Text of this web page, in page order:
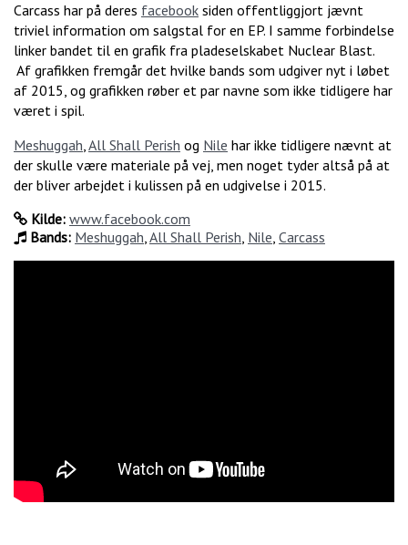
Carcass har på deres facebook siden offentliggjort jævnt
triviel information om salgstal for en EP. I samme forbindelse
linker bandet til en grafik fra pladeselskabet Nuclear Blast.
Af grafikken fremgår det hvilke bands som udgiver nyt i løbet
af 2015, og grafikken røber et par navne som ikke tidligere har
været i spil.
Meshuggah,All Shall Perish og Nile har ikke tidligere nævnt at
der skulle være materiale på vej, men noget tyder altså på at
der bliver arbejdet i kulissen på en udgivelse i 2015.
Kilde: www.facebook.com
Bands: Meshuggah,All Shall Perish, Nile, Carcass